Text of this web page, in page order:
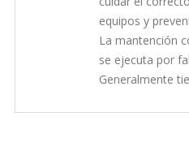
equipos y
La mantención
se ejecuta por
Generalmente